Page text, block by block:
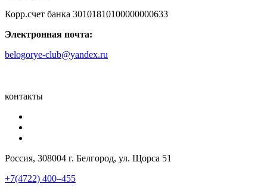
Корр.счет банка 30101810100000000633
Электронная почта:
belogorye-club@yandex.ru
контакты
Россия, 308004 г. Белгород, ул. Щорса 51
+7(4722) 400–455